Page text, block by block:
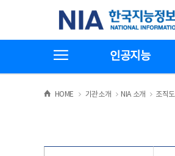
기
한국지능정보사회진흥원
인공지능
HOME >
기관소개 >NIA 소개 >
조직도